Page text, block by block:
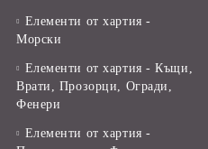
Елементи от хартия -
Морски
Елементи от хартия - Къщи,
Врати, Прозорци, Огради,
Фенери
Елементи от хартия -